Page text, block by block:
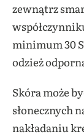
zewnątrz
minimum 30
odzież
Skóra może
słonecznych
nakładaniu